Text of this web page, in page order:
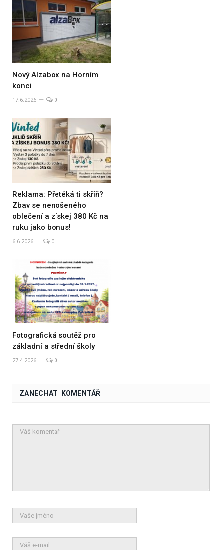
Nový Alzabox na Horním
konci
17.6.2026 0
Reklama: Přetéká ti skříň?
Zbav se nenošeného
oblečení a získej 380 Kč na
ruku jako bonus!
6.6.2026 0
Fotografická soutěž pro
základní a střední školy
27.4.2026 0
ZANECHAT KOMENTÁŘ